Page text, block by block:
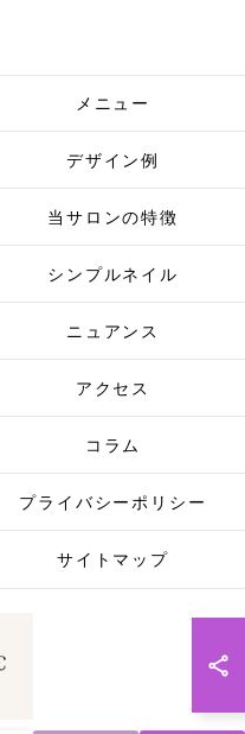
メニュー
デザイン例
当サロンの特徴
シンプルネイル
ニュアンス
アクセス
コラム
プライバシーポリシー
サイトマップ